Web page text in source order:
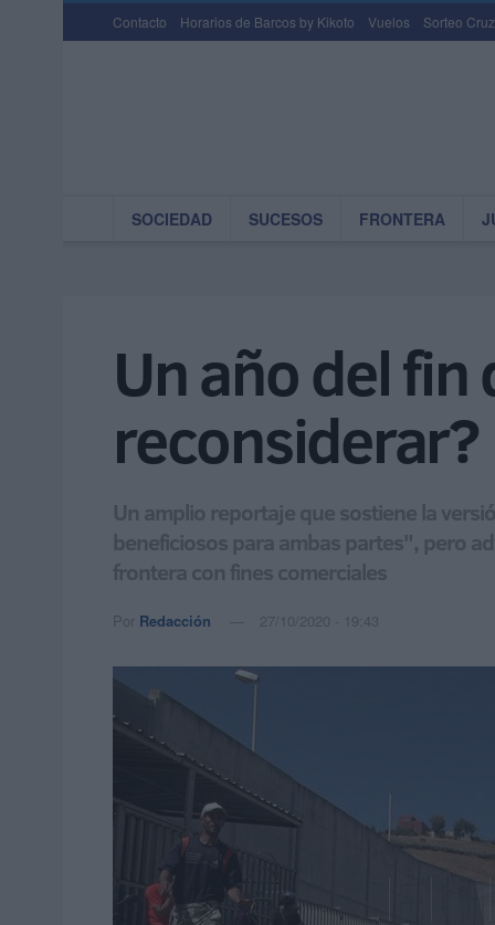
Contacto Horarios de Barcos by Kikoto Vuelos Sorteo
SOCIEDAD SUCESOS FRONTERA
Un año del
reconsiderar?
Un amplio reportaje que sostiene la
beneficiosos para ambas partes", pero
frontera con fines comerciales
Por Redacción 27/10/2020 - 19:43